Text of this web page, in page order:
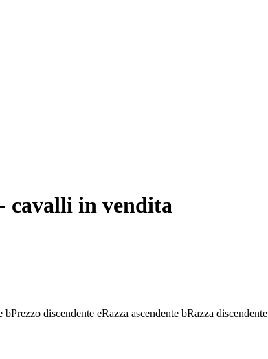
cavalli in vendita
bPrezzo discendente eRazza ascendente bRazza discendente